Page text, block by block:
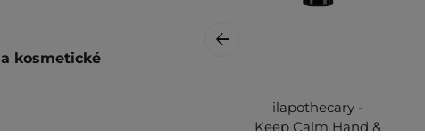
kosmetické
ilapothecary -
Keep Calm Hand &